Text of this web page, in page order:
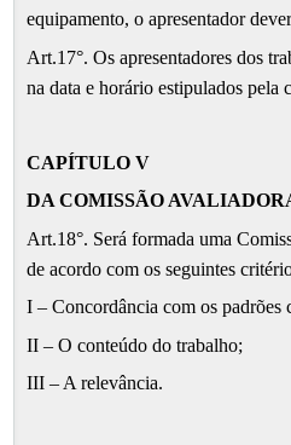
equipamento, o apresentador
Art.17°. Os apresentadores dos
na data e horário estipulados pela
CAPÍTULO V
DA COMISSÃO
Art.18°. Será formada uma
de acordo com os seguintes
I – Concordância com os
II – O conteúdo do trabalho;
III – A relevância.